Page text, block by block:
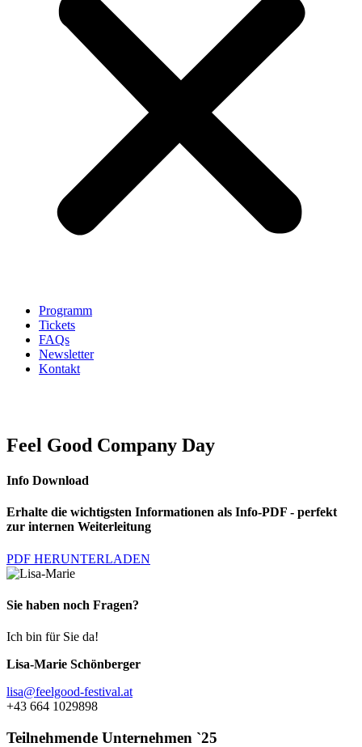
Programm
Tickets
FAQs
Newsletter
Kontakt
Feel Good Company Day
Info Download
Erhalte die wichtigsten Informationen als Info-PDF - perfekt
zur internen Weiterleitung
PDF HERUNTERLADEN
Sie haben noch Fragen?
Ich bin für Sie da!
Lisa-Marie Schönberger
lisa@feelgood-festival.at
+43 664 1029898
Teilnehmende Unternehmen `25